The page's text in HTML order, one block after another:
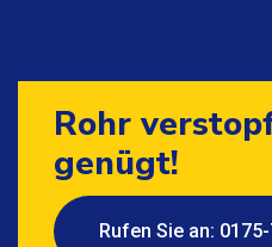
Rohr
genügt!
Rufen Sie an: